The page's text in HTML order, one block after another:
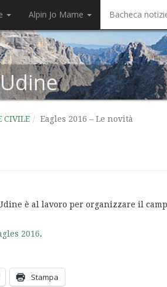
Alpin Jo Mame Bacheca
CIVILE Eagles 2016 – Le novità
è al lavoro per organizzare il
2016.
Stampa